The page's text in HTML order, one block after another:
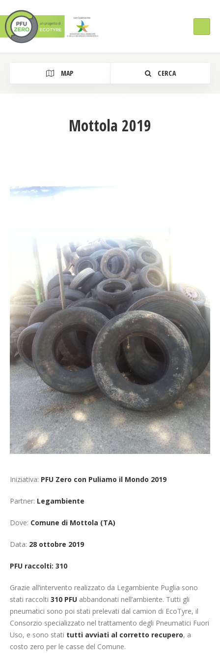
MAP CERCA
Cerca
Mottola 2019
Iniziativa: PFU Zero con Puliamo il Mondo 2019
Partner: Legambiente
Dove: Comune di Mottola (TA)
Data: 28 ottobre 2019
PFU raccolti: 310
Grazie all’intervento realizzato da Legambiente Puglia sono
stati raccolti 310 PFU abbandonati nell’ambiente. Tutti gli
pneumatici sono poi stati prelevati dal camion di EcoTyre, il
Consorzio specializzato nel trattamento degli Pneumatici Fuori
Uso, e sono stati tutti avviati al corretto recupero, a
costo zero per le casse del Comune.